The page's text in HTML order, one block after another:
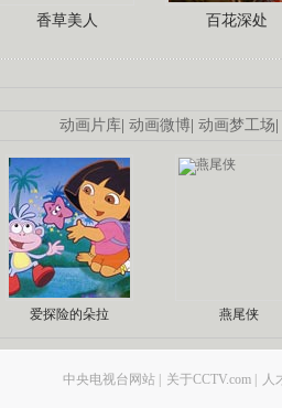
香草美人 百花深处
动画片库 动画微博 动画梦工场
爱探险的朵拉 燕尾侠
中央电视台网站 关于CCTV.com 人